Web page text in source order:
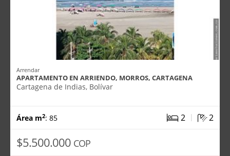
Arrendar
APARTAMENTO EN ARRIENDO, MORROS, CARTAGENA
Cartagena de Indias, Bolívar
Área m2: 85 2 | 2
$5.500.000 COP